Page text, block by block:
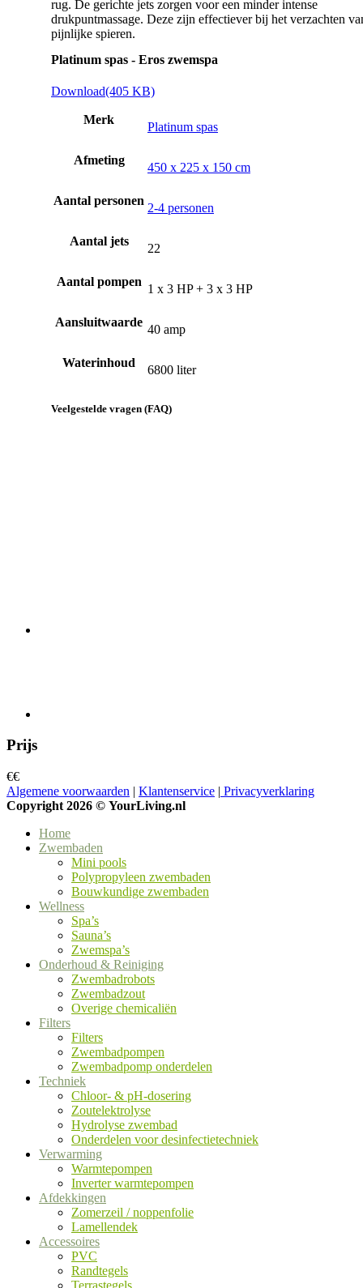
rug. De gerichte jets zorgen voor een minder intense
drukpuntmassage. Deze zijn effectiever bij het verzachten
pijnlijke spieren.
Platinum spas - Eros zwemspa
Download(405 KB)
Merk
Platinum spas
Afmeting
450 x 225 x 150 cm
Aantal personen
2-4 personen
Aantal jets
22
Aantal pompen
1 x 3 HP + 3 x 3 HP
Aansluitwaarde
40 amp
Waterinhoud
6800 liter
Veelgestelde vragen (FAQ)
Prijs
€€
Algemene voorwaarden | Klantenservice | Privacyverklaring
Copyright 2026 © YourLiving.nl
Home
Zwembaden
Mini pools
Polypropyleen zwembaden
Bouwkundige zwembaden
Wellness
Spa’s
Sauna’s
Zwemspa’s
Onderhoud & Reiniging
Zwembadrobots
Zwembadzout
Overige chemicaliën
Filters
Filters
Zwembadpompen
Zwembadpomp onderdelen
Techniek
Chloor- & pH-dosering
Zoutelektrolyse
Hydrolyse zwembad
Onderdelen voor desinfectietechniek
Verwarming
Warmtepompen
Inverter warmtepompen
Afdekkingen
Zomerzeil / noppenfolie
Lamellendek
Accessoires
PVC
Randtegels